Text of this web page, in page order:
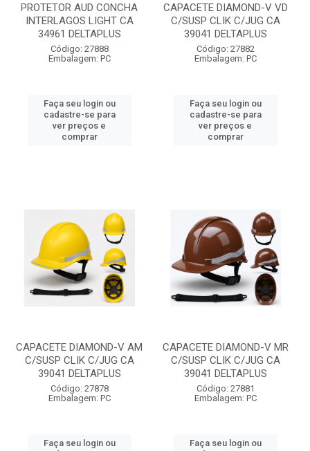
PROTETOR AUD CONCHA
INTERLAGOS LIGHT CA
34961 DELTAPLUS
Código: 27888
Embalagem: PC
Faça seu login ou
cadastre-se para
ver preços e
comprar
CAPACETE DIAMOND-V VD
C/SUSP CLIK C/JUG CA
39041 DELTAPLUS
Código: 27882
Embalagem: PC
Faça seu login ou
cadastre-se para
ver preços e
comprar
CAPACETE DIAMOND-V AM
C/SUSP CLIK C/JUG CA
39041 DELTAPLUS
Código: 27878
Embalagem: PC
Faça seu login ou
CAPACETE DIAMOND-V MR
C/SUSP CLIK C/JUG CA
39041 DELTAPLUS
Código: 27881
Embalagem: PC
Faça seu login ou